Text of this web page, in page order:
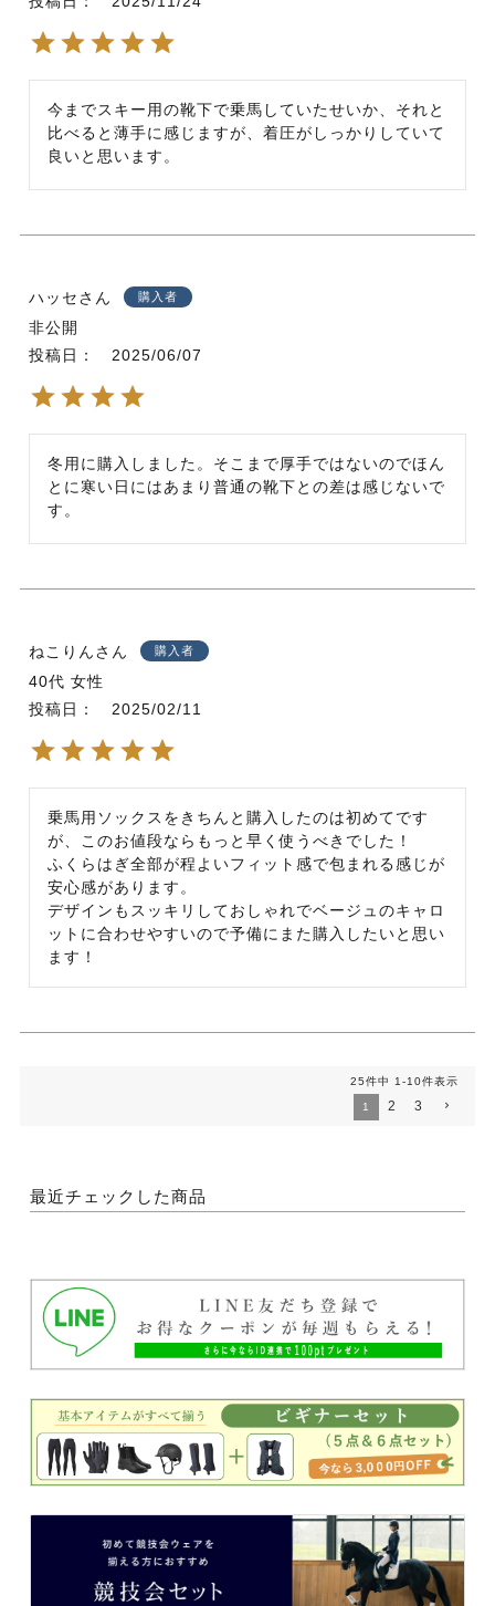
今までスキー用の靴下で乗馬していたせいか、それと
比べると薄手に感じますが、着圧がしっかりしていて
良いと思います。
ハッセ 購入者
非公開
投稿日
2025/06/07
冬用に購入しました。そこまで厚手ではないのでほん
とに寒い日にはあまり普通の靴下との差は感じないで
す。
ねこりん 購入者
40代 女性
投稿日
2025/02/11
乗馬用ソックスをきちんと購入したのは初めてです
が、このお値段ならもっと早く使うべきでした！
ふくらはぎ全部が程よいフィット感で包まれる感じが
安心感があります。
デザインもスッキリしておしゃれでベージュのキャロ
ットに合わせやすいので予備にまた購入したいと思い
ます！
25件中 1-10件表示
1 2 3
最近チェックした商品